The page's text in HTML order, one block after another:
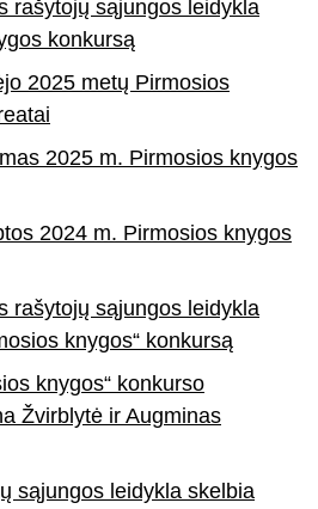
rašytojų sąjungos leidykla
konkursą
2025 metų Pirmosios
2025 m. Pirmosios knygos
2024 m. Pirmosios knygos
rašytojų sąjungos leidykla
knygos“ konkursą
knygos“ konkurso
Žvirblytė ir Augminas
sąjungos leidykla skelbia